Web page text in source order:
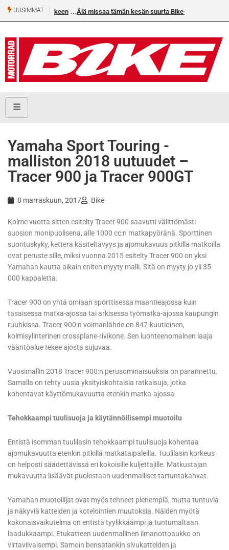
UUSIMMAT Älä missaa tämän kesän suurta Bike-numeroa!
Yamaha Sport Touring -
malliston 2018 uutuudet –
Tracer 900 ja Tracer 900GT
8 marraskuun, 2017 Bike
Kolme vuotta sitten esitelty Tracer 900 saavutti välittömästi
suosion monipuolisena, alle 1000 cc:n matkapyöränä. Sporttinen
suorituskyky, ketterä käsiteltävyys ja ajomukavuus pitkillä matkoilla
ovat peruste sille, miksi vuonna 2015 esitelty Tracer 900 on yksi
Yamahan kautta aikain eniten myyty malli. Sitä on myyty jo yli 35
000 kappaletta.
Tracer 900 on yhtä omiaan sporttisessa maantieajossa kuin
tasaisessa matka-ajossa tai arkisessa työmatka-ajossa kaupungin
ruuhkissa. Tracer 900:n voimanlähde on 847-kuutioinen,
kolmisylinterinen crossplane-rivikone. Sen luonteenomainen laaja
vääntöalue tekee ajosta sujuvaa.
Vuosimallin 2018 Tracer 900:n perusominaisuuksia on parannettu.
Samalla on tehty uusia yksityiskohtaisia ratkaisuja, jotka
kohentavat käyttömukavuutta etenkin matka-ajossa.
Tehokkaampi tuulisuoja ja käytännöllisempi muotoilu
Entistä isomman tuulilasin tehokkaampi tuulisuoja kohentaa
ajomukavuutta etenkin pitkillä matkataipaleilla. Tuulilasin korkeus
on helposti säädettävissä eri kokoisille kuljettajille. Matkustajan
mukavuutta lisäävät puolestaan uudenmalliset tartuntakahvat.
Yamahan muotoilijat ovat myös tehneet pienempiä, mutta tuntuvia
ja näkyviä katteiden ja kotelointien muutoksia. Näiden myötä
kokonaisvaikutelma on entistä tyylikkäämpi ja tuntumaltaan
laadukkaampi. Etukatteen uudenmallinen ilmanottoaukko on
virtaviivaisempi. Samoin bensatankin sivukatteiden ja